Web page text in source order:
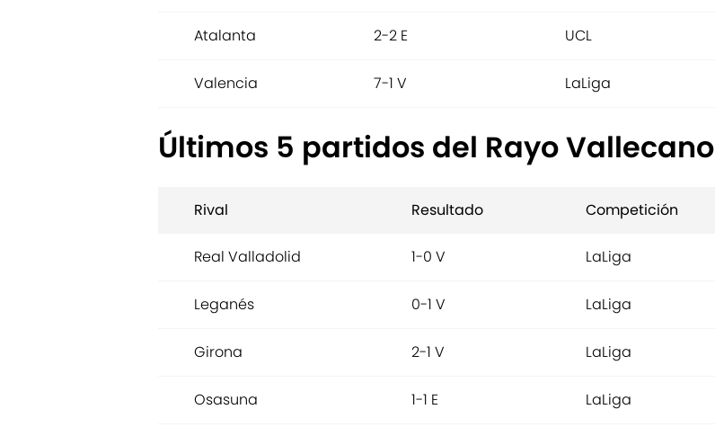
Atalanta 2-2 E UCL
Valencia 7-1 V LaLiga
Últimos 5 partidos del Rayo Vallecano
Rival Resultado Competición
Real Valladolid 1-0 V LaLiga
Leganés 0-1 V LaLiga
Girona 2-1 V LaLiga
Osasuna 1-1 E LaLiga